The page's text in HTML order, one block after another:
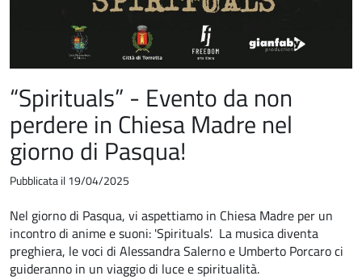
“Spirituals” - Evento da non
perdere in Chiesa Madre nel
giorno di Pasqua!
Pubblicata il 19/04/2025
Nel giorno di Pasqua, vi aspettiamo in Chiesa Madre per un
incontro di anime e suoni: 'Spirituals'. La musica diventa
preghiera, le voci di Alessandra Salerno e Umberto Porcaro ci
guideranno in un viaggio di luce e spiritualità.